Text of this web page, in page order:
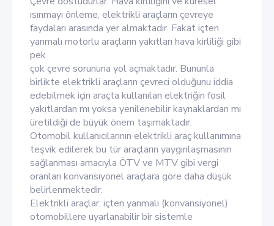
ısınmayı önleme, elektrikli araçların çevreye
faydaları arasında yer almaktadır. Fakat içten
yanmalı motorlu araçların yakıtları hava kirliliği gibi
pek
çok çevre sorununa yol açmaktadır. Bununla
birlikte elektrikli araçların çevreci olduğunu iddia
edebilmek için araçta kullanılan elektriğin fosil
yakıtlardan mı yoksa yenilenebilir kaynaklardan mı
üretildiği de büyük önem taşımaktadır.
Otomobil kullanıcılarının elektrikli araç kullanımına
teşvik edilerek bu tür araçların yaygınlaşmasının
sağlanması amacıyla ÖTV ve MTV gibi vergi
oranları konvansiyonel araçlara göre daha düşük
belirlenmektedir.
Elektrikli araçlar, içten yanmalı (konvansiyonel)
otomobillere uyarlanabilir bir sistemle